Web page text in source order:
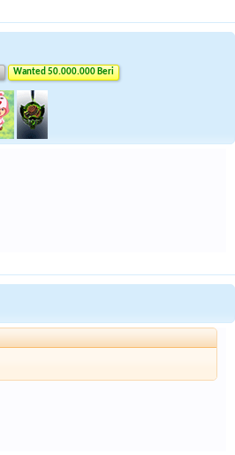
Wanted 50.000.000 Beri